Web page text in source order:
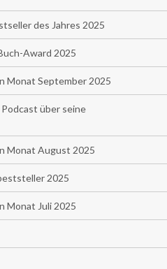
des Jahres 2025
Award 2025
Monat September 2025
über seine
Monat August 2025
2025
Monat Juli 2025